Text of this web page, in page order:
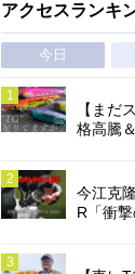
アクセスランキ
今日
【まだ
格高騰
今江克
R「衝